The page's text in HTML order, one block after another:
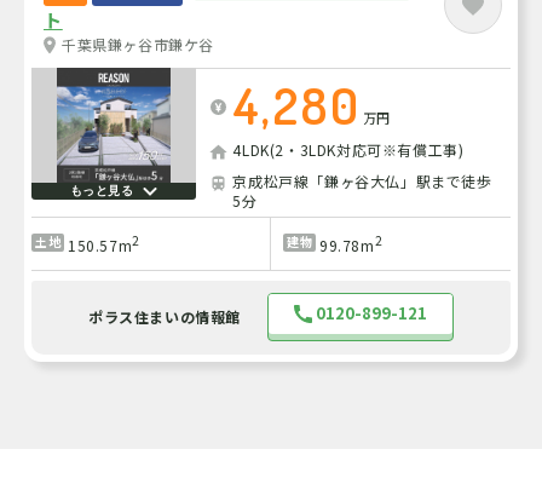
ト
千葉県鎌ヶ谷市鎌ケ谷
もっと見る
4,280 万円
4LDK(2・3LDK対応可※有償工事)
京成松戸線「鎌ヶ谷大仏」駅まで徒歩
5分
土地 150.57m2 建物 99.78m2
ポラス住まいの情報館 0120-899-121